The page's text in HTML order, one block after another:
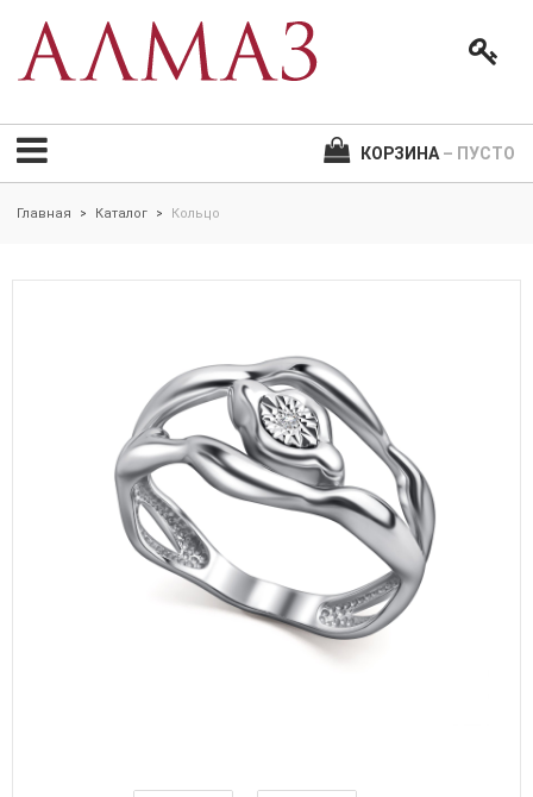
КОРЗИНА – ПУСТО
Главная > Каталог > Кольцо